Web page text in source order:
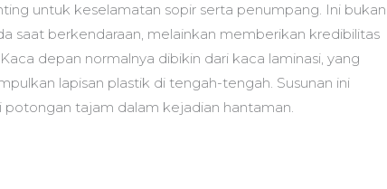
untuk keselamatan sopir serta penumpang. Ini bukan
saat berkendaraan, melainkan memberikan kredibilitas
depan normalnya dibikin dari kaca laminasi, yang
lapisan plastik di tengah-tengah. Susunan ini
tajam dalam kejadian hantaman.